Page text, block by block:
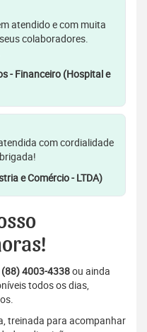
atendido e com muita
colaboradores.
- Financeiro (Hospital e
com cordialidade
e Comércio - LTDA)
(88) 4003-4338ou ainda
todos os dias,
treinada para acompanhar